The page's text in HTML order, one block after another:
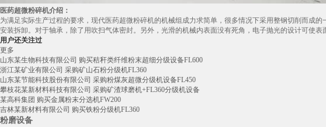
医药超微粉碎机介绍：
为满足实际生产过程的要求，现代医药超微粉碎机的机械组成力求简单，很多情况下采用整钢切削而成
安装拆卸。对于轴承，除了用吹扫气体密封。另外，光滑的机械内表面没有死角，电子抛光的设计可使表
用户还关注过
更多
山东某生物科技有限公司 购买秸秆类纤维粉末超细分级设备FL600
浙江某矿业有限公司 采购矿山石粉分级机FL360
山东某节能科技股份有限公司 采购粉煤灰超微分级机设备FL450
攀枝花某新材料科技有限公司 采购矿渣球磨机+FL360分级机设备
某高科集团 购买金属粉末分选机FW200
吉林某新材料有限公司 购买铁粉分级机FL360
粉磨设备